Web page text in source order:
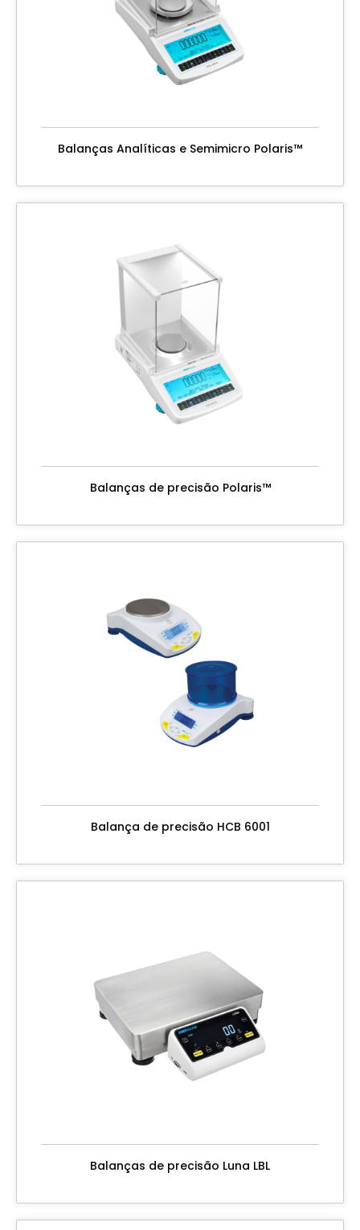
Balanças Analíticas e Semimicro Polaris™
Balanças de precisão Polaris™
Balança de precisão HCB 6001
Balanças de precisão Luna LBL